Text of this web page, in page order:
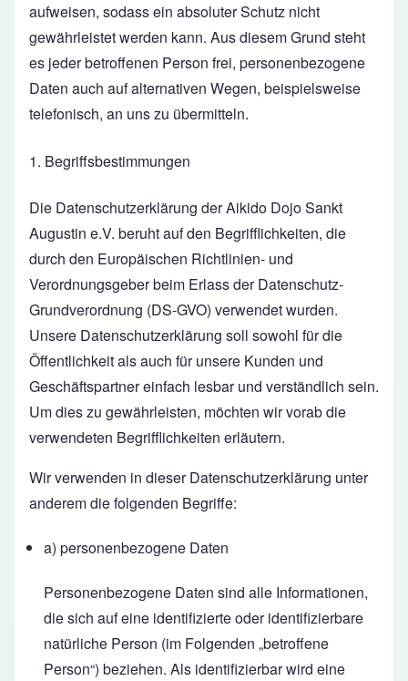
aufweisen, sodass ein absoluter Schutz nicht
gewährleistet werden kann. Aus diesem Grund steht
es jeder betroffenen Person frei, personenbezogene
Daten auch auf alternativen Wegen, beispielsweise
telefonisch, an uns zu übermitteln.
1. Begriffsbestimmungen
Die Datenschutzerklärung der Aikido Dojo Sankt
Augustin e.V. beruht auf den Begrifflichkeiten, die
durch den Europäischen Richtlinien- und
Verordnungsgeber beim Erlass der Datenschutz-
Grundverordnung (DS-GVO) verwendet wurden.
Unsere Datenschutzerklärung soll sowohl für die
Öffentlichkeit als auch für unsere Kunden und
Geschäftspartner einfach lesbar und verständlich sein.
Um dies zu gewährleisten, möchten wir vorab die
verwendeten Begrifflichkeiten erläutern.
Wir verwenden in dieser Datenschutzerklärung unter
anderem die folgenden Begriffe:
a) personenbezogene Daten
Personenbezogene Daten sind alle Informationen,
die sich auf eine identifizierte oder identifizierbare
natürliche Person (im Folgenden „betroffene
Person“) beziehen. Als identifizierbar wird eine